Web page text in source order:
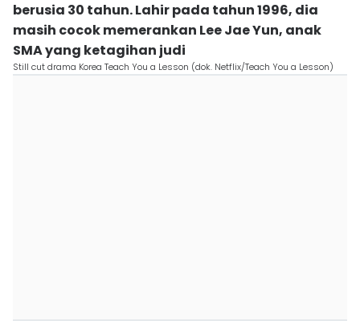
berusia 30 tahun. Lahir pada tahun 1996, dia
masih cocok memerankan Lee Jae Yun, anak
SMA yang ketagihan judi
Still cut drama Korea Teach You a Lesson (dok. Netflix/Teach You a Lesson)